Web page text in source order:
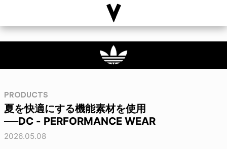
PRODUCTS
夏を快適にする機能素材を使用
──DC - PERFORMANCE WEAR
2026.05.08